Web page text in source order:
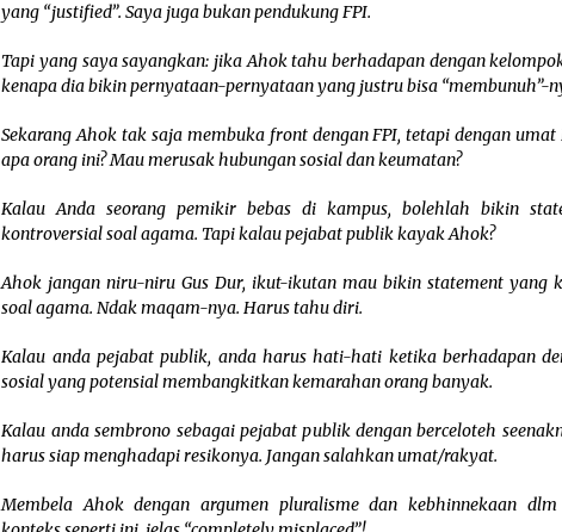
yang “justified”. Saya juga bukan pendukung FPI.
Tapi yang saya sayangkan: jika Ahok tahu berhadapan dengan
kenapa dia bikin pernyataan-pernyataan yang justru bisa “membunuh”-
Sekarang Ahok tak saja membuka front dengan FPI, tetapi dengan umat
apa orang ini? Mau merusak hubungan sosial dan keumatan?
Kalau Anda seorang pemikir bebas di kampus, bolehlah bikin
kontroversial soal agama. Tapi kalau pejabat publik kayak Ahok?
Ahok jangan niru-niru Gus Dur, ikut-ikutan mau bikin statement yang
soal agama. Ndak maqam-nya. Harus tahu diri.
Kalau anda pejabat publik, anda harus hati-hati ketika berhadapan
sosial yang potensial membangkitkan kemarahan orang banyak.
Kalau anda sembrono sebagai pejabat publik dengan berceloteh
harus siap menghadapi resikonya. Jangan salahkan umat/rakyat.
Membela Ahok dengan argumen pluralisme dan kebhinnekaan